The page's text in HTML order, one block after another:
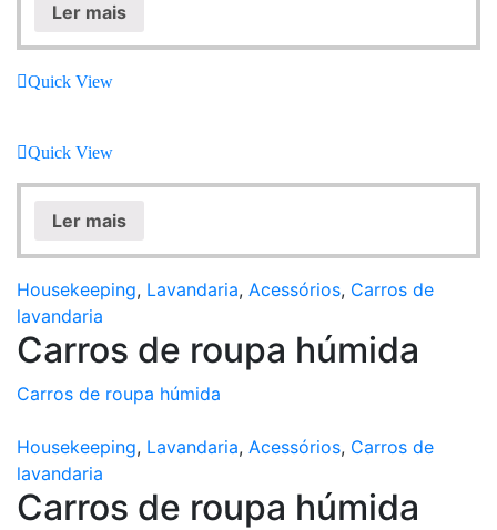
Ler mais
Quick View
Quick View
Ler mais
Housekeeping, Lavandaria, Acessórios, Carros de
lavandaria
Carros de roupa húmida
Carros de roupa húmida
Housekeeping, Lavandaria, Acessórios, Carros de
lavandaria
Carros de roupa húmida